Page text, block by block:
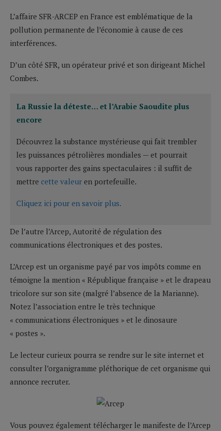
L’affaire SFR-ARCEP en France est emblématique de la
pollution permanente de l’économie à cause de ces
interférences.
D’un côté SFR, un opérateur privé et son dirigeant Michel
Combes.
La Russie la déteste… et l’Arabie Saoudite plus
encore
Découvrez la substance mystérieuse qui fait trembler
les puissances pétrolières mondiales — et pourrait
vous rapporter des gains spectaculaires : il suffit de
mettre cette valeur en portefeuille.
Cliquez ici pour en savoir plus.
De l’autre l’Arcep, Autorité de régulation des
communications électroniques et des postes.
L’Arcep est un organisme payé par vos impôts comme en
témoigne la mention « République française » et le drapeau
tricolore sur son site (malgré l’absence de la Marianne).
Notez l’association entre le très technique
« communications électroniques » et le dinosaure
« postes ».
Le lecteur curieux pourra se rendre sur le site internet et
consulter l’organigramme pléthorique de cet organisme qui
annonce recruter.
Vous pouvez également télécharger le manifeste de l’Arcep